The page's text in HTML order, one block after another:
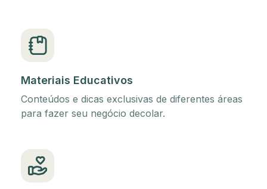
Materiais Educativos
Conteúdos e dicas exclusivas de diferentes áreas
para fazer seu negócio decolar.